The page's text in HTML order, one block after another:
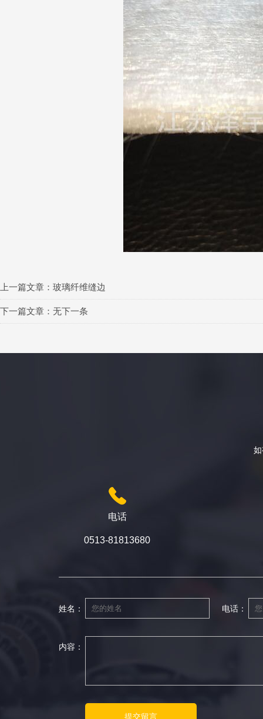
上一篇文章： 玻璃纤维缝边
下一篇文章：无下一条
电话
0513-81813680
姓名： 电话：
内容：